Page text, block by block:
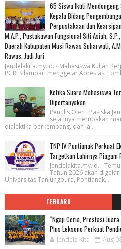
65 Siswa Ikuti
Kepala Bidang
Perpustakaan dan
M.A.P., Pustakawan Fungsional Siti Asiah,
Daerah Kabupaten Musi Rawas Suharwati,
Rawas, Jadi Juri
Jendelakita.my.id. - Mahasiswa Kuliah
PGRI Silampari menggelar Apresiasi
Ketika Suara Mahasiswa
Dipertanyakan
Penulis Oleh : Pasiska
sejatinya merupakan
dialektika berkembang, dan la...
TNP IV Pontianak Perkuat
Targetkan Lahirnya Piagam
Jendelakita.my.id. -
Tahun 2026 akan
Universitas Tanjungpura, Pontianak...
TERBARU
“Ngaji Ceria, Prestasi
Plus Leksono Perkuat
Jendela Kita Aug